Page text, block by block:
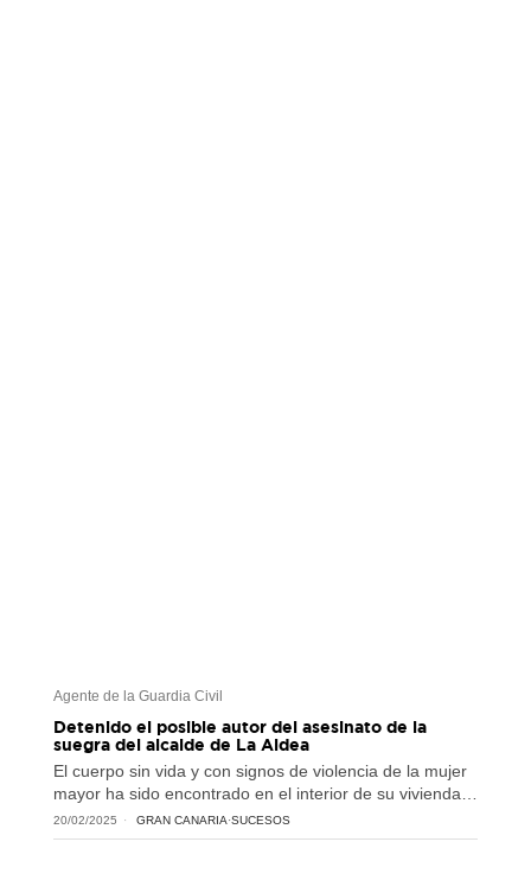
Agente de la Guardia Civil
Detenido el posible autor del asesinato de la
suegra del alcalde de La Aldea
El cuerpo sin vida y con signos de violencia de la mujer
mayor ha sido encontrado en el interior de su vivienda…
20/02/2025 GRAN CANARIA·SUCESOS